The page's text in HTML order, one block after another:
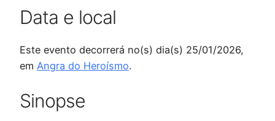
Data e local
Este evento decorrerá no(s) dia(s) 25/01/2026,
em Angra do Heroísmo.
Sinopse